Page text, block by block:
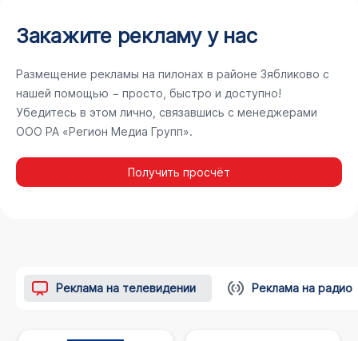
Закажите рекламу у нас
Размещение рекламы на пилонах в районе Зябликово с
нашей помощью − просто, быстро и доступно!
Убедитесь в этом лично, связавшись с менеджерами
ООО РА «Регион Медиа Групп».
Получить просчёт
Реклама на телевидении Реклама на радио